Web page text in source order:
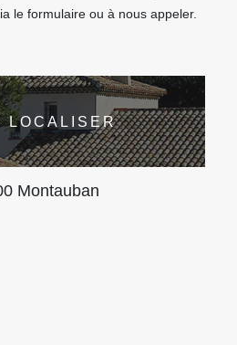
le formulaire ou à nous appeler.
LOCALISER
Montauban